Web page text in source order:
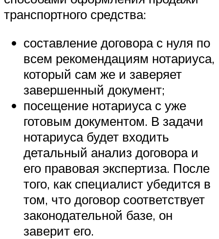
транспортного средства:
составление договора с нуля по
всем рекомендациям нотариуса,
который сам же и заверяет
завершенный документ;
посещение нотариуса с уже
готовым документом. В задачи
нотариуса будет входить
детальный анализ договора и
его правовая экспертиза. После
того, как специалист убедится в
том, что договор соответствует
законодательной базе, он
заверит его.